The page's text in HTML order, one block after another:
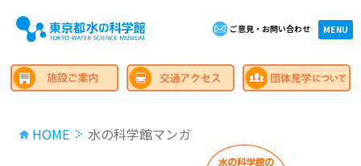
ご意見・お問い合わせ MENU
×close
HOME 水の科学館マンガ